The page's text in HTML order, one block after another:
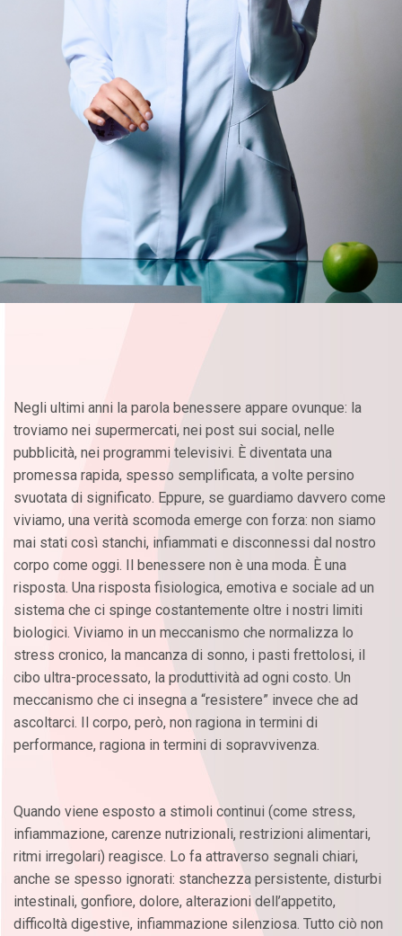
Negli ultimi anni la parola benessere appare ovunque: la
troviamo nei supermercati, nei post sui social, nelle
pubblicità, nei programmi televisivi. È diventata una
promessa rapida, spesso semplificata, a volte persino
svuotata di significato. Eppure, se guardiamo davvero come
viviamo, una verità scomoda emerge con forza: non siamo
mai stati così stanchi, infiammati e disconnessi dal nostro
corpo come oggi. Il benessere non è una moda. È una
risposta. Una risposta fisiologica, emotiva e sociale ad un
sistema che ci spinge costantemente oltre i nostri limiti
biologici. Viviamo in un meccanismo che normalizza lo
stress cronico, la mancanza di sonno, i pasti frettolosi, il
cibo ultra-processato, la produttività ad ogni costo. Un
meccanismo che ci insegna a “resistere” invece che ad
ascoltarci. Il corpo, però, non ragiona in termini di
performance, ragiona in termini di sopravvivenza.
Quando viene esposto a stimoli continui (come stress,
infiammazione, carenze nutrizionali, restrizioni alimentari,
ritmi irregolari) reagisce. Lo fa attraverso segnali chiari,
anche se spesso ignorati: stanchezza persistente, disturbi
intestinali, gonfiore, dolore, alterazioni dell’appetito,
difficoltà digestive, infiammazione silenziosa. Tutto ciò non